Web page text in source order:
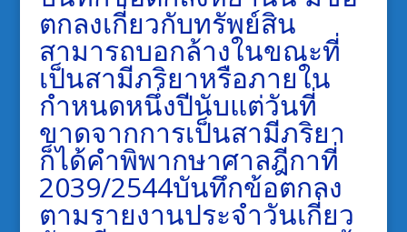
ตกลงเกี่ยวกับทรัพย์สิน
สามารถบอกล้างในขณะที่
เป็นสามีภริยาหรือภายใน
กำหนดหนึ่งปีนับแต่วันที่
ขาดจากการเป็นสามีภริยา
ก็ได้คำพิพากษาศาลฎีกาที่
2039/2544บันทึกข้อตกลง
ตามรายงานประจำวันเกี่ยว